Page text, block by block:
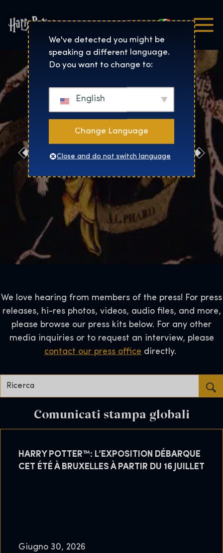
Harry Potter™: The
Italiano
Redazione
We love hearing from members of the press! For press
releases, hi-res photos, videos, audio files, and more,
please browse our press kits below. For any other
media inquiries or to request an interview, please
contact our press office directly.
Comunicati stampa globali
HARRY POTTER™: L’EXPOSITION DÉBARQUE
CET ÉTÉ À BRUXELLES À PARTIR DU 16 JUILLET
Giugno 30, 2026
We've detected you might be
speaking a different language.
Do you want to change to:
English
Change Language
Close and do not switch language